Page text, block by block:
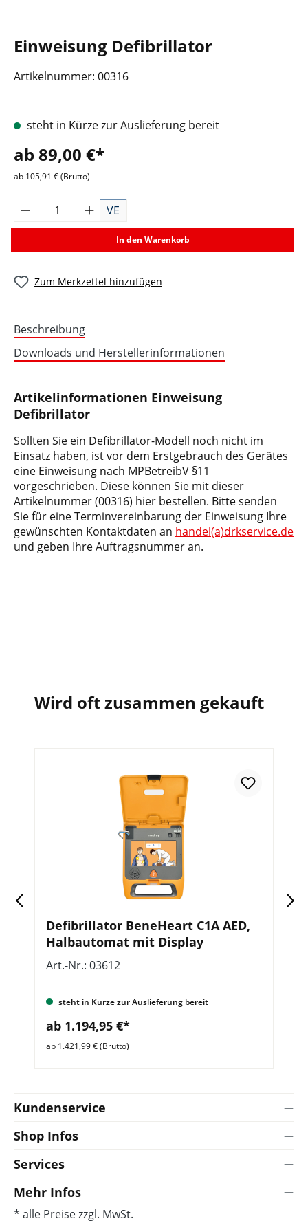
Einweisung Defibrillator
Artikelnummer: 00316
steht in Kürze zur Auslieferung bereit
ab 89,00 €*
ab 105,91 € (Brutto)
VE
In den Warenkorb
Zum Merkzettel hinzufügen
Beschreibung
Downloads und Herstellerinformationen
Artikelinformationen Einweisung
Defibrillator
Sollten Sie ein Defibrillator-Modell noch nicht im
Einsatz haben, ist vor dem Erstgebrauch des Gerätes
eine Einweisung nach MPBetreibV §11
vorgeschrieben. Diese können Sie mit dieser
Artikelnummer (00316) hier bestellen. Bitte senden
Sie für eine Terminvereinbarung der Einweisung Ihre
gewünschten Kontaktdaten an handel(a)drkservice.de
und geben Ihre Auftragsnummer an.
Wird oft zusammen gekauft
Defibrillator BeneHeart C1A AED,
Halbautomat mit Display
Art.-Nr.: 03612
steht in Kürze zur Auslieferung bereit
ab 1.194,95 €*
ab 1.421,99 € (Brutto)
Kundenservice
Shop Infos
Services
Mehr Infos
* alle Preise zzgl. MwSt.